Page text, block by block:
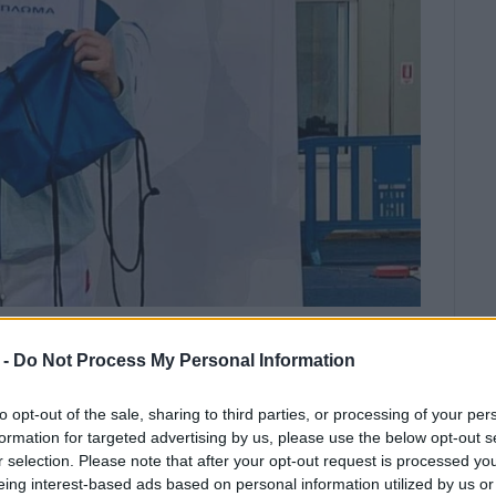
Do Not Process My Personal Information
opt-out of the sale, sharing to third parties, or processing of your
for targeted advertising by us, please use the below opt-out
selection. Please note that after your opt-out request is processed
interest-based ads based on personal information utilized by us
Ο ΔΑΜΟΚΛΗΣ
τον ΚΑΣ ο Δαμοκλής ήλθε στο
αγώνες που έγιναν στο
στην κατηγορία των